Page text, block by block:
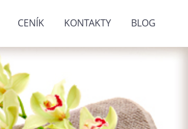
CENÍK KONTAKTY BLOG